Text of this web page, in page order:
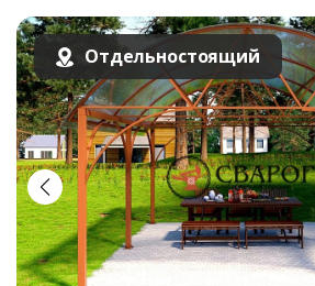
Отдельностоящий